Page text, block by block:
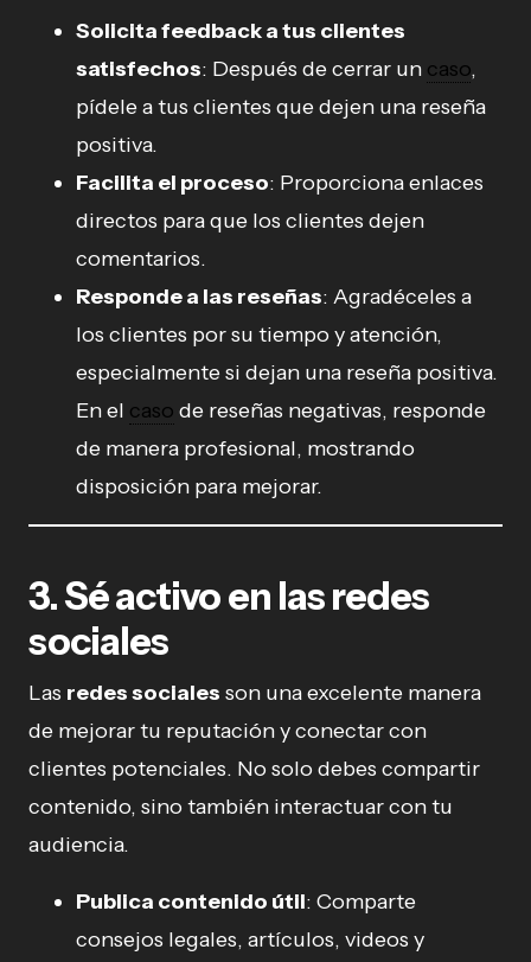
Solicita feedback a tus clientes
satisfechos: Después de cerrar un caso,
pídele a tus clientes que dejen una reseña
positiva.
Facilita el proceso: Proporciona enlaces
directos para que los clientes dejen
comentarios.
Responde a las reseñas: Agradéceles a
los clientes por su tiempo y atención,
especialmente si dejan una reseña positiva.
En el caso de reseñas negativas, responde
de manera profesional, mostrando
disposición para mejorar.
3. Sé activo en las redes
sociales
Las redes sociales son una excelente manera
de mejorar tu reputación y conectar con
clientes potenciales. No solo debes compartir
contenido, sino también interactuar con tu
audiencia.
Publica contenido útil: Comparte
consejos legales, artículos, videos y